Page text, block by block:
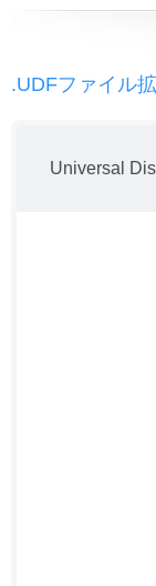
.UDFファイル
Universal